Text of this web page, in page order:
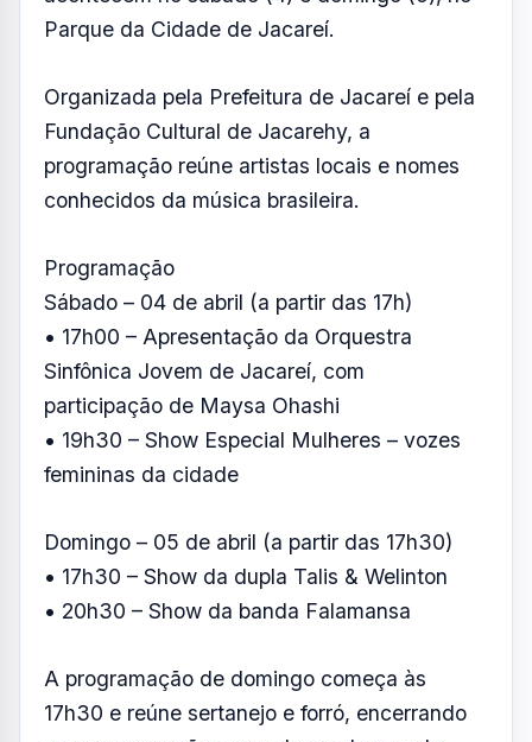
participação de Maysa Ohashi
femininas da cidade
Domingo – 05 de abril (a partir das 17h30)
• 17h30 – Show da dupla Talis & Welinton
A programação de domingo começa às
17h30 e reúne sertanejo e forró, encerrando
as comemorações com shows de grande
público.
Resumo de Notícias
Receba as atualizações do Vale do Paraíba
diretamente no seu e-mail.